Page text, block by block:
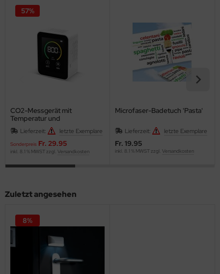
CO2-Messgerät mit
Temperatur und
Luftfeuchtigkeitsanzeige
Lieferzeit: letzte Exemplare
Sonderpreis Fr. 29.95
57%
inkl. 8.1 % MWST zzgl. Versandkosten
Microfaser-Badetuch 'Pasta'
Lieferzeit: letzte Exemplare
Fr. 19.95
inkl. 8.1 % MWST zzgl. Versandkosten
Zuletzt angesehen
8%